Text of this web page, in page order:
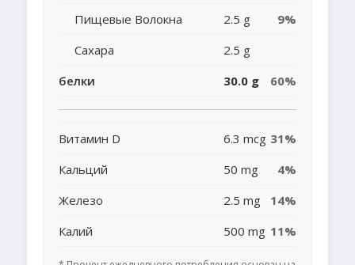
Пищевые Волокна
2.5 g
9%
Сахара
2.5 g
белки
30.0 g 60%
Витамин D 6.3 mcg 31%
Кальций
50 mg
4%
Железо
2.5 mg
14%
Калий
500 mg 11%